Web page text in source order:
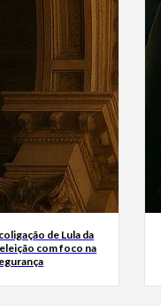
de Lula da
com foco na